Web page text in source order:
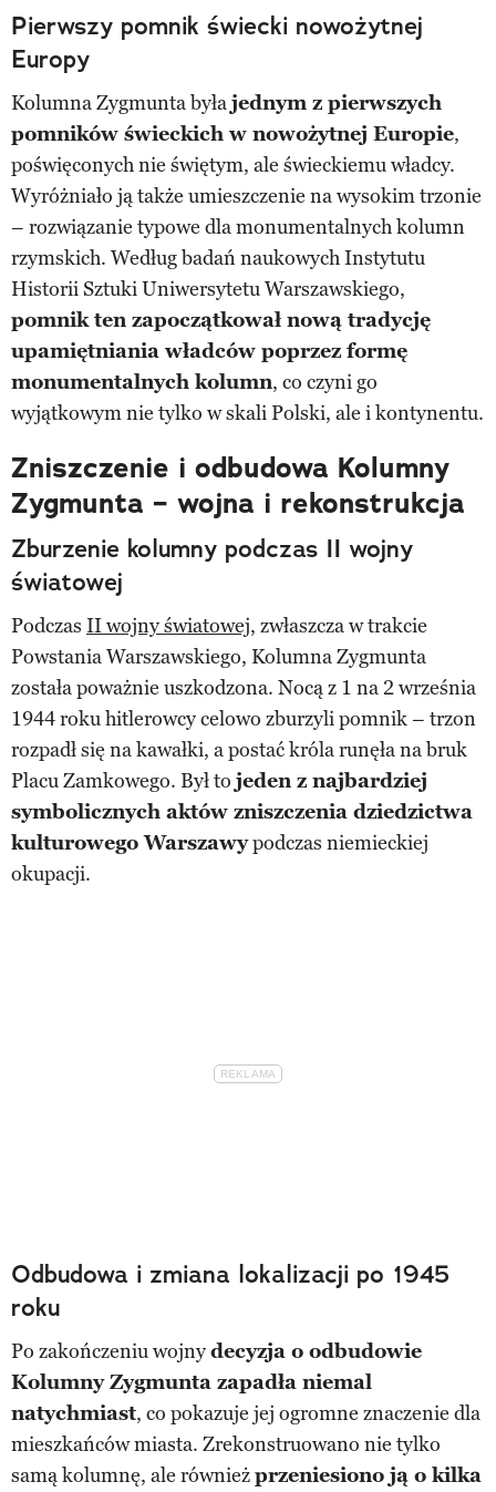
Pierwszy pomnik świecki nowożytnej
Europy
Kolumna Zygmunta byłajednym z pierwszych
pomników świeckich w nowożytnej Europie,
poświęconych nie świętym, ale świeckiemu władcy.
Wyróżniało ją także umieszczenie na wysokim trzonie
– rozwiązanie typowe dla monumentalnych kolumn
rzymskich. Według badań naukowych Instytutu
Historii Sztuki Uniwersytetu Warszawskiego,
pomnik ten zapoczątkował nową tradycję
upamiętniania władców poprzez formę
monumentalnych kolumn, co czyni go
wyjątkowym nie tylko w skali Polski, ale i kontynentu.
Zniszczenie i odbudowa Kolumny
Zygmunta – wojna i rekonstrukcja
Zburzenie kolumny podczas II wojny
światowej
Podczas II wojny światowej, zwłaszcza w trakcie
Powstania Warszawskiego, Kolumna Zygmunta
została poważnie uszkodzona. Nocą z 1 na 2 września
1944 roku hitlerowcy celowo zburzyli pomnik – trzon
rozpadł się na kawałki, a postać króla runęła na bruk
Placu Zamkowego. Był to jeden z najbardziej
symbolicznych aktów zniszczenia dziedzictwa
kulturowego Warszawypodczas niemieckiej
okupacji.
Odbudowa i zmiana lokalizacji po 1945
roku
Po zakończeniu wojnydecyzja o odbudowie
Kolumny Zygmunta zapadła niemal
natychmiast, co pokazuje jej ogromne znaczenie dla
mieszkańców miasta. Zrekonstruowano nie tylko
samą kolumnę, ale równieżprzeniesiono ją o kilka